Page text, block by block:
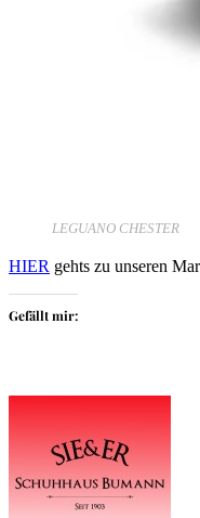
LEGUANO CHESTER
HIER gehts zu unseren
Gefällt mir: